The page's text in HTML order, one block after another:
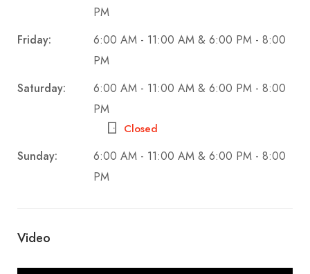
PM
Friday:
6:00 AM - 11:00 AM & 6:00 PM - 8:00
PM
Saturday:
6:00 AM - 11:00 AM & 6:00 PM - 8:00
PM
Closed
Sunday:
6:00 AM - 11:00 AM & 6:00 PM - 8:00
PM
Video